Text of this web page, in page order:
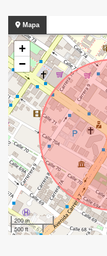
Mapa
+
−
200 m
500 ft